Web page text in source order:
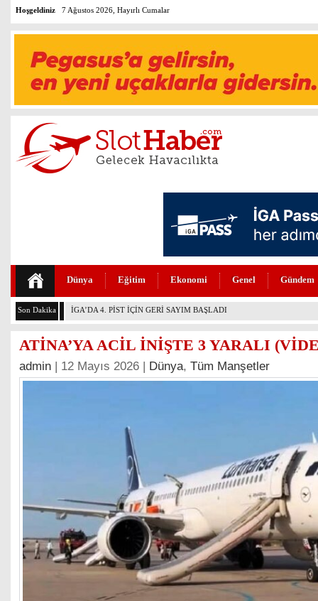
Hoşgeldiniz 7 Ağustos 2026, Hayırlı Cumalar
Dünya Eğitim Ekonomi Genel Gündem
Son Dakika HİTİT’TEN YENİ YATIRIM HEDEFLERİ (VİDEO)
ATİNA’YA ACİL İNİŞTE 3 YARALI
admin | 12 Mayıs 2026 | Dünya, Tüm Manşetler